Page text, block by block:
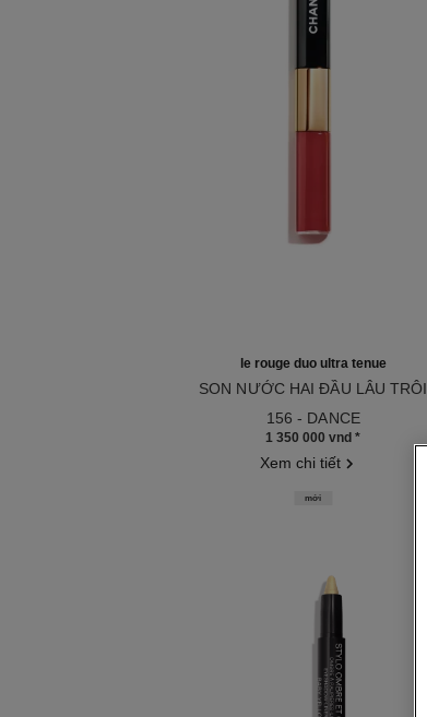
le rouge duo ultra tenue
SON NƯỚC HAI ĐẦU LÂU TRÔI
156 - DANCE
1 350 000 vnd*
Xem chi tiết
mới